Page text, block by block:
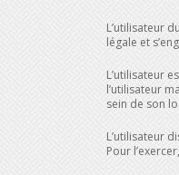
L’utilisateur
légale et
L’utilisateur
l’utilisateur
sein de son
L’utilisateur
Pour